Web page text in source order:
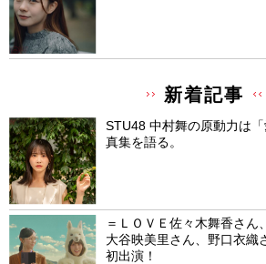
新着記事
STU48 中村舞の原動力は
真集を語る。
＝ＬＯＶＥ佐々木舞香さん
大谷映美里さん、野口衣織
初出演！